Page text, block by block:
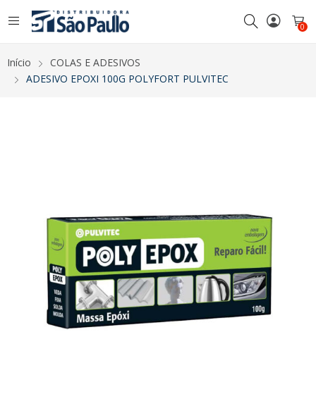
0
Início
COLAS E ADESIVOS
ADESIVO EPOXI 100G POLYFORT PULVITEC